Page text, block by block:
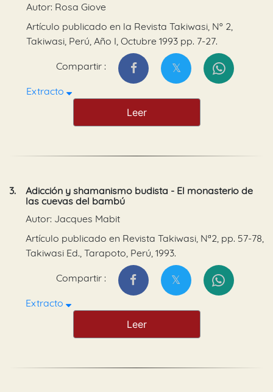
Autor: Rosa Giove
Artículo publicado en la Revista Takiwasi, Nº 2,
Takiwasi, Perú, Año I, Octubre 1993 pp. 7-27.
Compartir :
Extracto
Leer
3.
Adicción y shamanismo budista - El monasterio de
las cuevas del bambú
Autor: Jacques Mabit
Artículo publicado en Revista Takiwasi, Nª2, pp. 57-78,
Takiwasi Ed., Tarapoto, Perú, 1993.
Compartir :
Extracto
Leer